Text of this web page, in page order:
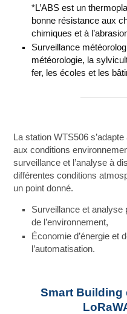
*L’ABS est un
bonne résistance aux
chimiques et à
Surveillance
météorologie, la
fer, les écoles et les
La station WTS506
aux conditions
surveillance et l’analyse à
différentes conditions
un point donné.
Surveillance et analyse
de l’environnement,
Économie d’énergie et
l’automatisation.
Smart Building